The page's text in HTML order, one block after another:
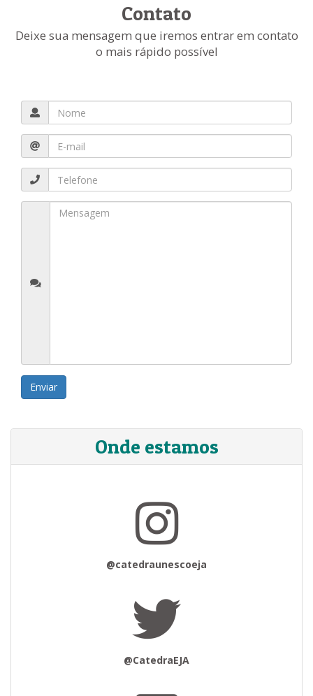
Contato
Deixe sua mensagem que iremos entrar em contato
o mais rápido possível
Enviar
Onde estamos
@catedraunescoeja
@CatedraEJA